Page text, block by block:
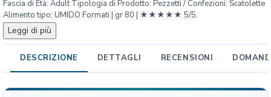
Fascia di Età: Adult Tipologia di Prodotto: Pezzetti / Confezioni: Scatolette
Alimento tipo: UMIDO Formati | gr 80 | ★★★★★ 5/5.
Leggi di più
o
e
t
t
e
G
DESCRIZIONE DETTAGLI RECENSIONI